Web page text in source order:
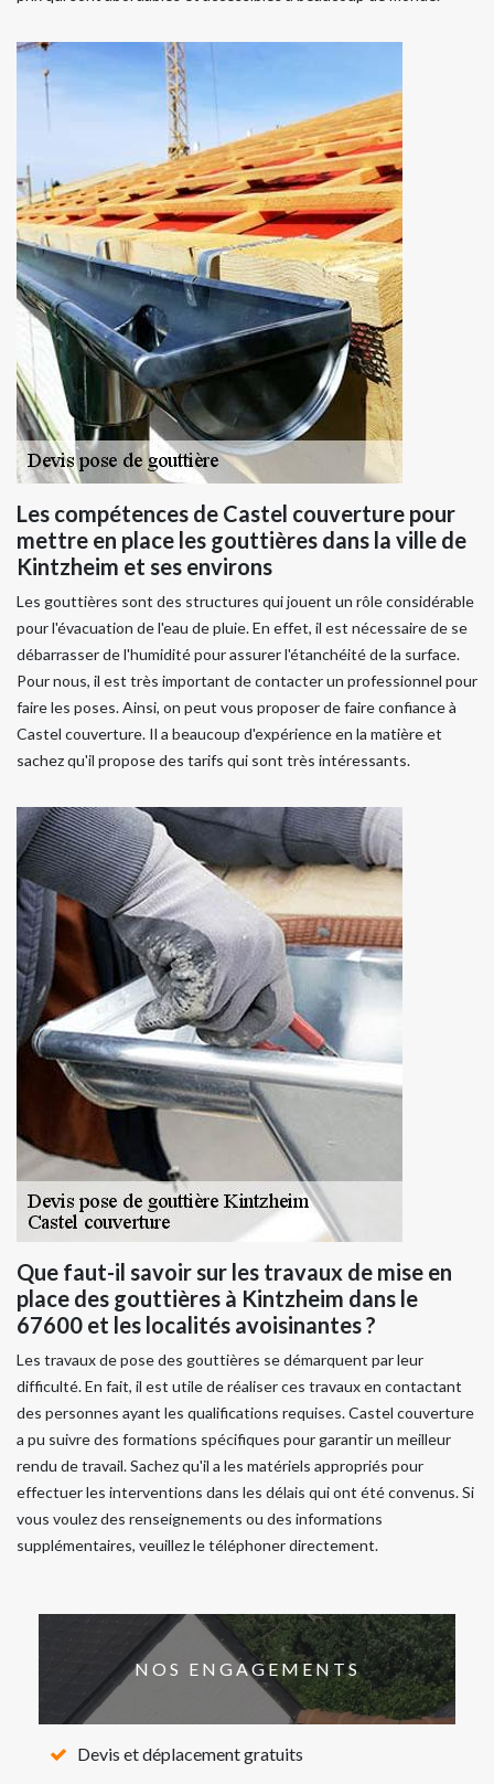
Les compétences de Castel couverture pour
mettre en place les gouttières dans la ville de
Kintzheim et ses environs
Les gouttières sont des structures qui jouent un rôle considérable
pour l'évacuation de l'eau de pluie. En effet, il est nécessaire de se
débarrasser de l'humidité pour assurer l'étanchéité de la surface.
Pour nous, il est très important de contacter un professionnel pour
faire les poses. Ainsi, on peut vous proposer de faire confiance à
Castel couverture. Il a beaucoup d'expérience en la matière et
sachez qu'il propose des tarifs qui sont très intéressants.
Que faut-il savoir sur les travaux de mise en
place des gouttières à Kintzheim dans le
67600 et les localités avoisinantes ?
Les travaux de pose des gouttières se démarquent par leur
difficulté. En fait, il est utile de réaliser ces travaux en contactant
des personnes ayant les qualifications requises. Castel couverture
a pu suivre des formations spécifiques pour garantir un meilleur
rendu de travail. Sachez qu'il a les matériels appropriés pour
effectuer les interventions dans les délais qui ont été convenus. Si
vous voulez des renseignements ou des informations
supplémentaires, veuillez le téléphoner directement.
NOS ENGAGEMENTS
Devis et déplacement gratuits